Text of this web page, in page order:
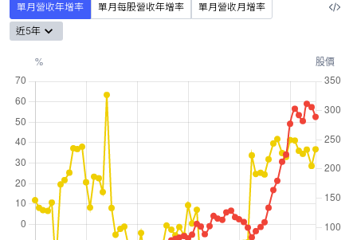
單月營收年增率 單月每股營收年增率
單月營收月增率
近5年